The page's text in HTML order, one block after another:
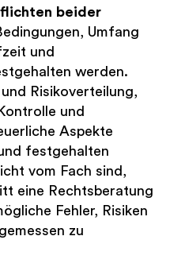
beider
Umfang
und
werden.
Risikoverteilung,
und
Aspekte
festgehalten
vom Fach sind,
eine Rechtsberatung
Fehler, Risiken
zu